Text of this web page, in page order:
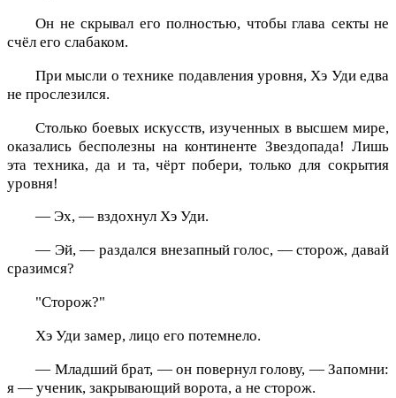
Он не скрывал его полностью, чтобы глава секты не
счёл его слабаком.
При мысли о технике подавления уровня, Хэ Уди едва
не прослезился.
Столько боевых искусств, изученных в высшем мире,
оказались бесполезны на континенте Звездопада! Лишь
эта техника, да и та, чёрт побери, только для сокрытия
уровня!
— Эх, — вздохнул Хэ Уди.
— Эй, — раздался внезапный голос, — сторож, давай
сразимся?
"Сторож?"
Хэ Уди замер, лицо его потемнело.
— Младший брат, — он повернул голову, — Запомни:
я — ученик, закрывающий ворота, а не сторож.